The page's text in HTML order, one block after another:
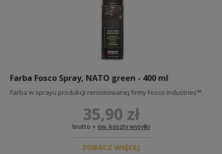
Farba Fosco Spray, NATO green - 400 ml
Farba w sprayu produkcji renomowanej firmy Fosco Industries™.
35,90 zł
brutto + ew. koszty wysyłki
ZOBACZ WIĘCEJ